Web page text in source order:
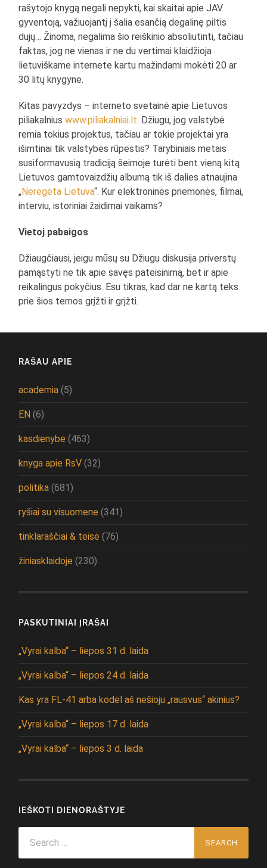
rašytojo knygą negali nepykti, kai skaitai apie JAV
gyventoją, važiuojantį į šalia esančią degalinę piltis
dujų… Žinoma, negalima šio reiškinio absoliutinti, tačiau
faktas, jog ne vienas ir ne du vertimai klaidžioja
lietuviškame internete kartu mažindami mokėti 20 ar
30 litų knygyne.
Kitas pavyzdys – interneto svetainė apie Lietuvos
piliakalniuswww.piliakalniai.lt. Džiugu, jog valstybė
remia tokius projektus, tačiau ar tokie projektai yra
išimtinai tik valstybės rūpestis? Tarybiniais metais
susiformavusią tradiciją šeimoje turėti bent vieną kitą
Lietuvos gamtovaizdžių albumą tik iš dalies atnaujina
„Neregėta Lietuva“. Kur elektroninės priemonės, filmai,
interviu, istoriniai žaidimai vaikams?
Vietoj pabaigos
Džiaugčiausi, jeigu mūsų su Džiugu diskusija priverstų
pamąstyti ne tik apie savęs pateisinimą, bet ir apie
reikalingus pokyčius. Esu tikras, kad dar ne kartą teks
prie šios temos grįžti ir grįžti.
RAŠAU APIE
academia (5)
EN (6)
kasdienybė (463)
knyga apie RsV (32)
politika (681)
ryšiai su visuomene (341)
tinklaraščiai & teisė (76)
žiniasklaidoje (230)
PASKUTINIAI ĮRAŠAI
„Vyrai kalba“ – liepos 31 d. laida
„Vyrai kalba“ – liepos 24 d. laida
Kas yra FL-41 arba kodėl aš nešioju „rausvus“ akinius?
„Vyrai kalba“ – liepos 17 d. laida
„Vyrai kalba“ – liepos 3 d. laida
IEŠKOTI DIENORAŠTYJE
for: